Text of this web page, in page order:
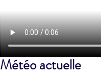
Météo actuelle